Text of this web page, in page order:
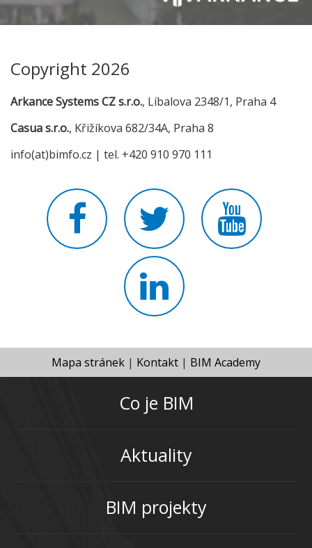
Copyright 2026
Arkance Systems CZ s.r.o., Líbalova 2348/1, Praha 4
Casua s.r.o., Křižíkova 682/34A, Praha 8
info(at)bimfo.cz | tel. +420 910 970 111
Mapa stránek | Kontakt | BIM Academy
Co je BIM
Aktuality
BIM projekty